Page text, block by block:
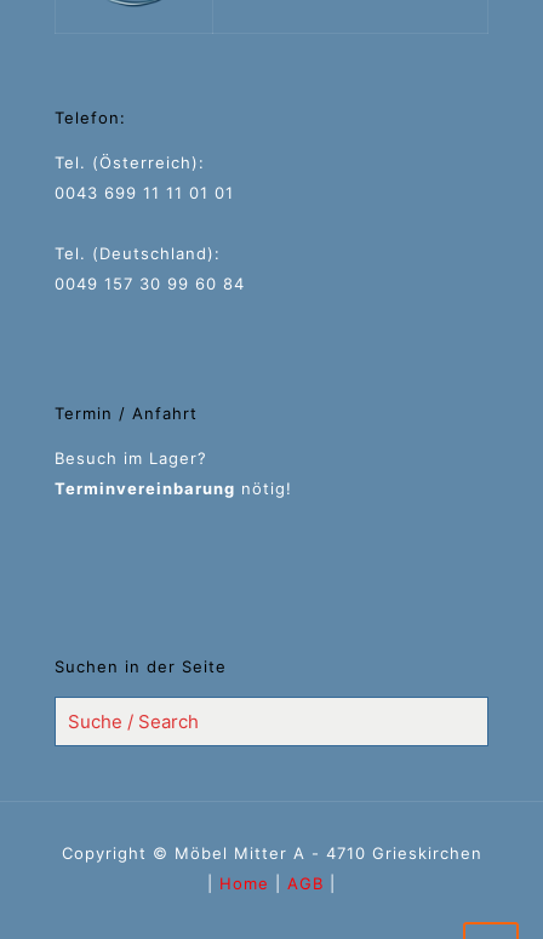
Telefon:
Tel. (Österreich):
0043 699 11 11 01 01
Tel. (Deutschland):
0049 157 30 99 60 84
Termin / Anfahrt
Besuch im Lager?
Terminvereinbarung nötig!
Suchen in der Seite
Copyright © Möbel Mitter A - 4710 Grieskirchen
Home AGB